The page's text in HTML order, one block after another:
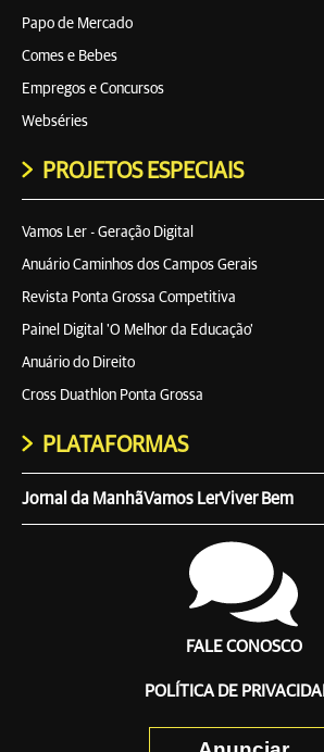
Papo de Mercado
Comes e Bebes
Empregos e Concursos
Webséries
PROJETOS ESPECIAIS
Vamos Ler - Geração Digital
Anuário Caminhos dos Campos Gerais
Revista Ponta Grossa Competitiva
Painel Digital 'O Melhor da Educação'
Anuário do Direito
Cross Duathlon Ponta Grossa
PLATAFORMAS
Jornal da ManhãVamos LerViver Bem
FALE CONOSCO
POLÍTICA DE